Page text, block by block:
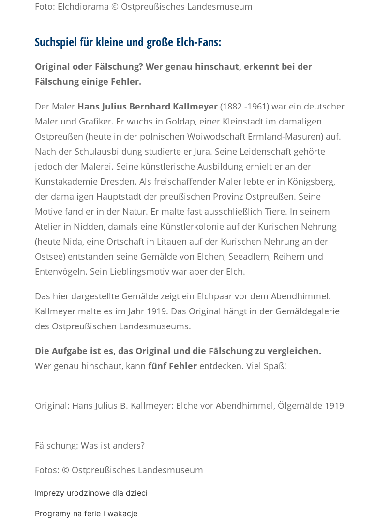
Foto: Elchdiorama © Ostpreußisches Landesmuseum
Suchspiel für kleine und große Elch-Fans:
Original oder Fälschung? Wer genau hinschaut, erkennt bei der
Fälschung einige Fehler.
Der Maler Hans Julius Bernhard Kallmeyer (1882 -1961) war ein deutscher
Maler und Grafiker. Er wuchs in Goldap, einer Kleinstadt im damaligen
Ostpreußen (heute in der polnischen Woiwodschaft Ermland-Masuren) auf.
Nach der Schulausbildung studierte er Jura. Seine Leidenschaft gehörte
jedoch der Malerei. Seine künstlerische Ausbildung erhielt er an der
Kunstakademie Dresden. Als freischaffender Maler lebte er in Königsberg,
der damaligen Hauptstadt der preußischen Provinz Ostpreußen. Seine
Motive fand er in der Natur. Er malte fast ausschließlich Tiere. In seinem
Atelier in Nidden, damals eine Künstlerkolonie auf der Kurischen Nehrung
(heute Nida, eine Ortschaft in Litauen auf der Kurischen Nehrung an der
Ostsee) entstanden seine Gemälde von Elchen, Seeadlern, Reihern und
Entenvögeln. Sein Lieblingsmotiv war aber der Elch.
Das hier dargestellte Gemälde zeigt ein Elchpaar vor dem Abendhimmel.
Kallmeyer malte es im Jahr 1919. Das Original hängt in der Gemäldegalerie
des Ostpreußischen Landesmuseums.
Die Aufgabe ist es, das Original und die Fälschung zu vergleichen.
Wer genau hinschaut, kann fünf Fehler entdecken. Viel Spaß!
Original: Hans Julius B. Kallmeyer: Elche vor Abendhimmel, Ölgemälde 1919
Fälschung: Was ist anders?
Fotos: © Ostpreußisches Landesmuseum
Imprezy urodzinowe dla dzieci
Programy na ferie i wakacje